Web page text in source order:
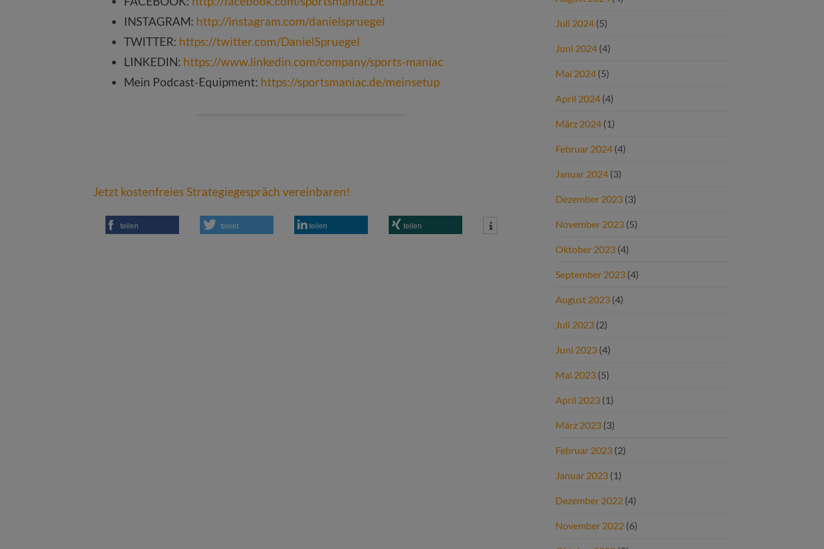
INSTAGRAM: http://instagram.com/danielspruegel
TWITTER: https://twitter.com/DanielSpruegel
LINKEDIN: https://www.linkedin.com/company/sports-maniac
Mein Podcast-Equipment: https://sportsmaniac.de/meinsetup
Jetzt kostenfreies Strategiegespräch vereinbaren!
teilen tweet teilen teilen
Juli 2024 (5)
Juni 2024 (4)
Mai 2024 (5)
April 2024 (4)
März 2024 (1)
Februar 2024 (4)
Januar 2024 (3)
Dezember 2023 (3)
November 2023 (5)
Oktober 2023 (4)
September 2023 (4)
August 2023 (4)
Juli 2023 (2)
Juni 2023 (4)
Mai 2023 (5)
April 2023 (1)
März 2023 (3)
Februar 2023 (2)
Januar 2023 (1)
Dezember 2022 (4)
November 2022 (6)